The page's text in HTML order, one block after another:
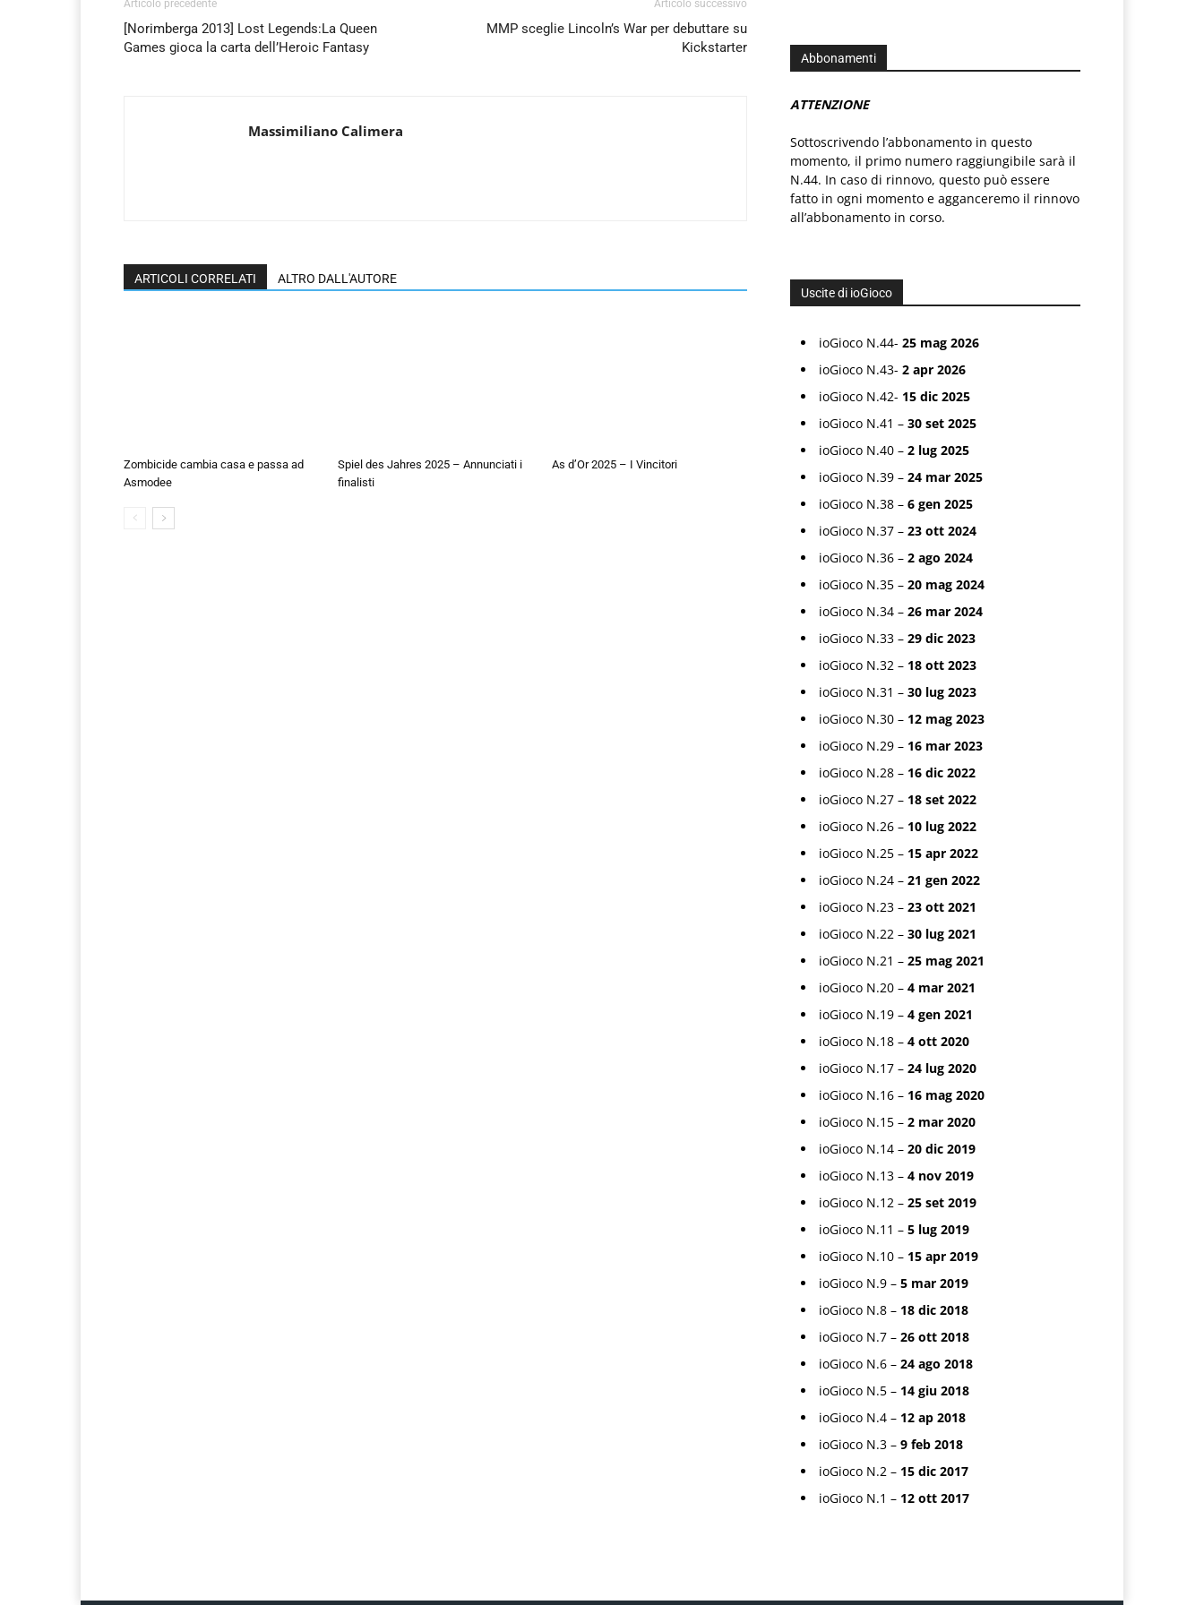
Articolo precedente
[Norimberga 2013] Lost Legends:La Queen
Games gioca la carta dell’Heroic Fantasy
Articolo successivo
MMP sceglie Lincoln’s War per debuttare su
Kickstarter
Massimiliano Calimera
ARTICOLI CORRELATI ALTRO DALL'AUTORE
Zombicide cambia casa e passa ad
Asmodee
Spiel des Jahres 2025 – Annunciati i
finalisti
As d’Or 2025 – I Vincitori
Abbonamenti
ATTENZIONE
Sottoscrivendo l’abbonamento in questo
momento, il primo numero raggiungibile sarà il
N.44. In caso di rinnovo, questo può essere
fatto in ogni momento e agganceremo il rinnovo
all’abbonamento in corso.
Uscite di ioGioco
ioGioco N.44- 25 mag 2026
ioGioco N.43- 2 apr 2026
ioGioco N.42- 15 dic 2025
ioGioco N.41 – 30 set 2025
ioGioco N.40 – 2 lug 2025
ioGioco N.39 – 24 mar 2025
ioGioco N.38 – 6 gen 2025
ioGioco N.37 – 23 ott 2024
ioGioco N.36 – 2 ago 2024
ioGioco N.35 – 20 mag 2024
ioGioco N.34 – 26 mar 2024
ioGioco N.33 – 29 dic 2023
ioGioco N.32 – 18 ott 2023
ioGioco N.31 – 30 lug 2023
ioGioco N.30 – 12 mag 2023
ioGioco N.29 – 16 mar 2023
ioGioco N.28 – 16 dic 2022
ioGioco N.27 – 18 set 2022
ioGioco N.26 – 10 lug 2022
ioGioco N.25 – 15 apr 2022
ioGioco N.24 – 21 gen 2022
ioGioco N.23 – 23 ott 2021
ioGioco N.22 – 30 lug 2021
ioGioco N.21 – 25 mag 2021
ioGioco N.20 – 4 mar 2021
ioGioco N.19 – 4 gen 2021
ioGioco N.18 – 4 ott 2020
ioGioco N.17 – 24 lug 2020
ioGioco N.16 – 16 mag 2020
ioGioco N.15 – 2 mar 2020
ioGioco N.14 – 20 dic 2019
ioGioco N.13 – 4 nov 2019
ioGioco N.12 – 25 set 2019
ioGioco N.11 – 5 lug 2019
ioGioco N.10 – 15 apr 2019
ioGioco N.9 – 5 mar 2019
ioGioco N.8 – 18 dic 2018
ioGioco N.7 – 26 ott 2018
ioGioco N.6 – 24 ago 2018
ioGioco N.5 – 14 giu 2018
ioGioco N.4 – 12 ap 2018
ioGioco N.3 – 9 feb 2018
ioGioco N.2 – 15 dic 2017
ioGioco N.1 – 12 ott 2017